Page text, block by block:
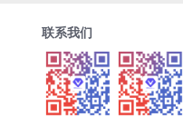
联系我们